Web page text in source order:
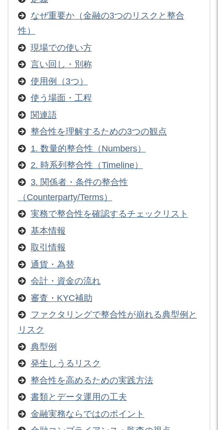
なぜ重要か（金融の3つのリスクと整合
性）
現場での使い方
言い回し・別称
使用例（3つ）
使う場面・工程
関連語
整合性を理解するための3つの観点
1. 数量的整合性（Numbers）
2. 時系列整合性（Timeline）
3. 関係者・条件の整合性
（Counterparty/Terms）
実務で整合性を確認するチェックリスト
基本情報
取引情報
通貨・為替
会計・資金の流れ
審査・KYC補助
ファクタリングで整合性が崩れる典型例と
リスク
典型例
発生しうるリスク
整合性を高めるための実践方法
書類とデータ運用の工夫
金融実務ならではのポイント